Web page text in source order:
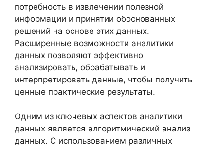
потребность в извлечении полезной
информации и принятии обоснованных
решений на основе этих данных.
Расширенные возможности аналитики
данных позволяют эффективно
анализировать, обрабатывать и
интерпретировать данные, чтобы получить
ценные практические результаты.
Одним из ключевых аспектов аналитики
данных является алгоритмический анализ
данных. С использованием различных